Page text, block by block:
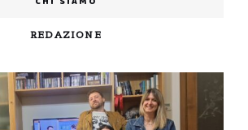
REDAZIONE